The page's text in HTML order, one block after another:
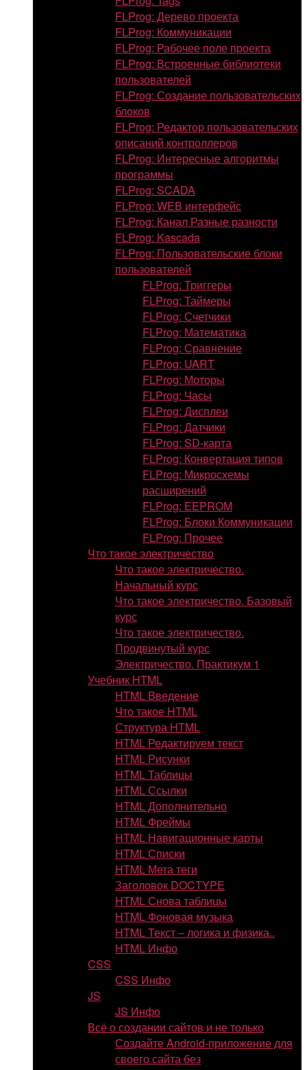
FLProg: Дерево проекта
FLProg: Коммуникации
FLProg: Рабочее поле проекта
FLProg: Встроенные библиотеки
пользователей
FLProg: Создание пользовательских
блоков
FLProg: Редактор пользовательских
описаний контроллеров
FLProg: Интересные алгоритмы
программы
FLProg: SCADA
FLProg: WEB интерфейс
FLProg: Канал Разные разности
FLProg: Kascada
FLProg: Пользовательские блоки
пользователей
FLProg: Триггеры
FLProg: Таймеры
FLProg: Счетчики
FLProg: Математика
FLProg: Сравнение
FLProg: UART
FLProg: Моторы
FLProg: Часы
FLProg: Дисплеи
FLProg: Датчики
FLProg: SD-карта
FLProg: Конвертация типов
FLProg: Микросхемы
расширений
FLProg: EEPROM
FLProg: Блоки Коммуникации
FLProg: Прочее
Что такое электричество
Что такое электричество.
Начальный курс
Что такое электричество. Базовый
курс
Что такое электричество.
Продвинутый курс
Электричество. Практикум 1
Учебник HTML
HTML Введение
Что такое HTML
Структура HTML
HTML Редактируем текст
HTML Рисунки
HTML Таблицы
HTML Ссылки
HTML Дополнительно
HTML Фреймы
HTML Навигационные карты
HTML Списки
HTML Мета теги
Заголовок DOCTYPE
HTML Снова таблицы
HTML Фоновая музыка
HTML Текст – логика и физика..
HTML Инфо
CSS
CSS Инфо
JS
JS Инфо
Всё о создании сайтов и не только
Создайте Android-приложение для
своего сайта без